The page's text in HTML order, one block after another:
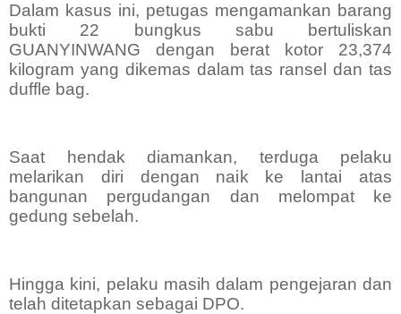
Dalam kasus ini, petugas mengamankan barang
bukti 22 bungkus sabu bertuliskan
GUANYINWANG dengan berat kotor 23,374
kilogram yang dikemas dalam tas ransel dan tas
duffle bag.
Saat hendak diamankan, terduga pelaku
melarikan diri dengan naik ke lantai atas
bangunan pergudangan dan melompat ke
gedung sebelah.
Hingga kini, pelaku masih dalam pengejaran dan
telah ditetapkan sebagai DPO.